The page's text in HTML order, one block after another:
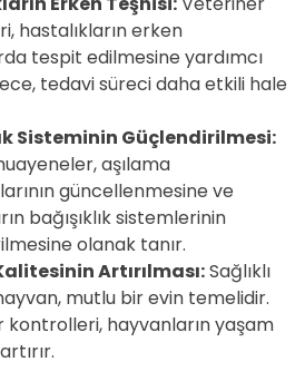
hastalıkların erken
tespit edilmesine yardımcı
tedavi süreci daha etkili hale
Sisteminin Güçlendirilmesi:
aşılama
güncellenmesine ve
bağışıklık sistemlerinin
olanak tanır.
Artırılması:Sağlıklı
mutlu bir evin temelidir.
kontrolleri, hayvanların yaşam